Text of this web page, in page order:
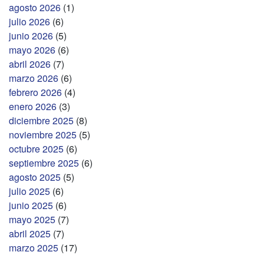
agosto 2026 (1)
julio 2026 (6)
junio 2026 (5)
mayo 2026 (6)
abril 2026 (7)
marzo 2026 (6)
febrero 2026 (4)
enero 2026 (3)
diciembre 2025 (8)
noviembre 2025 (5)
octubre 2025 (6)
septiembre 2025 (6)
agosto 2025 (5)
julio 2025 (6)
junio 2025 (6)
mayo 2025 (7)
abril 2025 (7)
marzo 2025 (17)